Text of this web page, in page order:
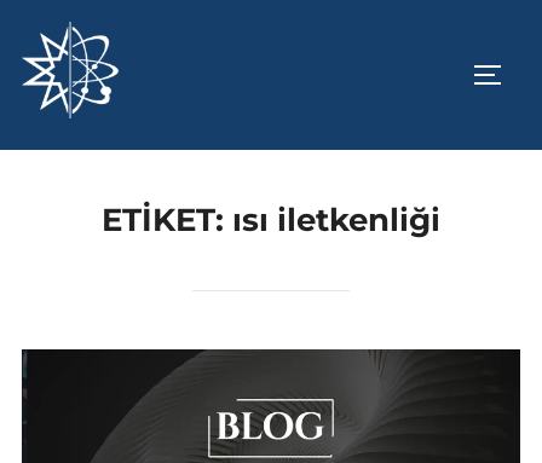
ETIKET: ısı iletkenliği